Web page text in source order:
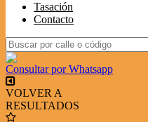
Tasación
Contacto
Consultar por Whatsapp
VOLVER A
RESULTADOS